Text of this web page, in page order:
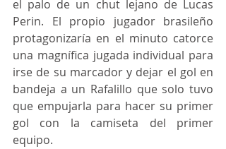
el palo de un chut lejano de Lucas
Perin. El propio jugador brasileño
protagonizaría en el minuto catorce
una magnífica jugada individual para
irse de su marcador y dejar el gol en
bandeja a un Rafalillo que solo tuvo
que empujarla para hacer su primer
gol con la camiseta del primer
equipo.